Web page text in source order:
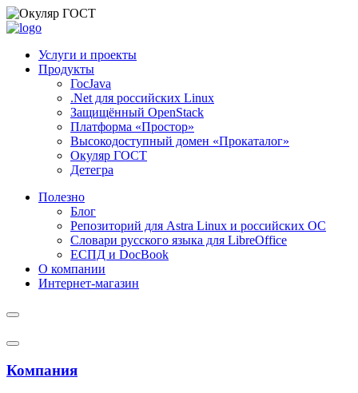
Услуги и проекты
Продукты
ГосJava
.Net для российских Linux
Защищённый OpenStack
Платформа «Простор»
Высокодоступный домен «Прокаталог»
Окуляр ГОСТ
Детегра
Полезно
Блог
Репозиторий для Astra Linux и российских ОС
Словари русского языка для LibreOffice
ЕСПД и DocBook
О компании
Интернет-магазин
Компания